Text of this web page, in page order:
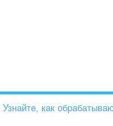
Узнайте, как